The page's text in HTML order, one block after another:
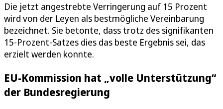
Die jetzt angestrebte Verringerung auf 15 Prozent
wird von der Leyen als bestmögliche Vereinbarung
bezeichnet. Sie betonte, dass trotz des signifikanten
15-Prozent-Satzes dies das beste Ergebnis sei, das
erzielt werden konnte.
EU-Kommission hat „volle Unterstützung“
der Bundesregierung